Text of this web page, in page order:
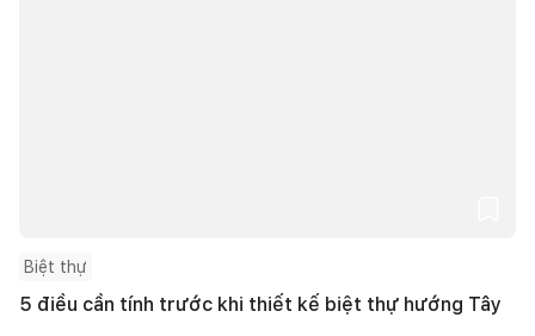
Biệt thự
5 điều cần tính trước khi thiết kế biệt thự hướng Tây